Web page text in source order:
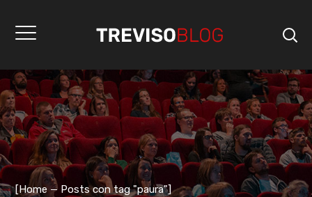
[Home Posts con tag "paura"]